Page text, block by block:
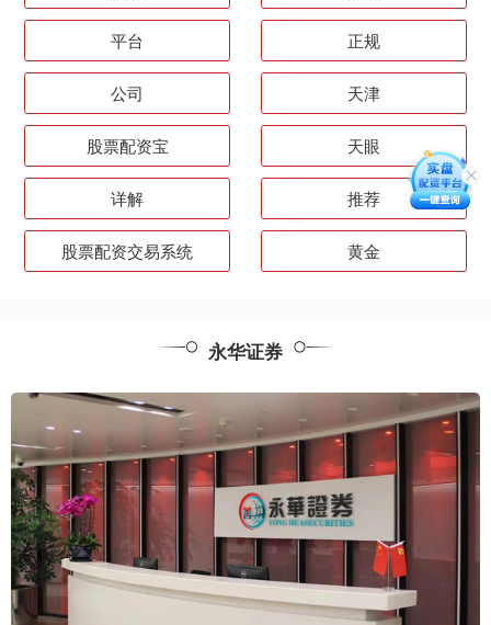
平台 正规
公司 天津
股票配资宝 天眼
详解 推荐
股票配资交易系统 黄金
永华证券